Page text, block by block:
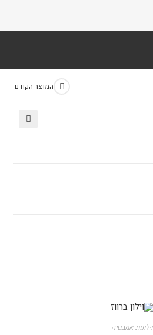
המוצר הקודם
וילונות אמבטיה